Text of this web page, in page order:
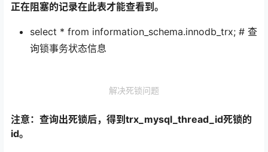
正在阻塞的记录在此表才能查看到。
select * from information_schema.innodb_trx; # 查
询锁事务状态信息
解决死锁问题
注意：查询出死锁后，得到trx_mysql_thread_id死锁的
id。